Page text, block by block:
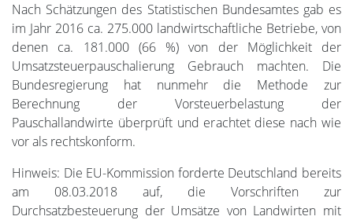
Nach Schätzungen des Statistischen Bundesamtes gab es
im Jahr 2016 ca. 275.000 landwirtschaftliche Betriebe, von
denen ca. 181.000 (66 %) von der Möglichkeit der
Umsatzsteuerpauschalierung Gebrauch machten. Die
Bundesregierung hat nunmehr die Methode zur
Berechnung der Vorsteuerbelastung der
Pauschallandwirte überprüft und erachtet diese nach wie
vor als rechtskonform.
Hinweis: Die EU-Kommission forderte Deutschland bereits
am 08.03.2018 auf, die Vorschriften zur
Durchsatzbesteuerung der Umsätze von Landwirten mit